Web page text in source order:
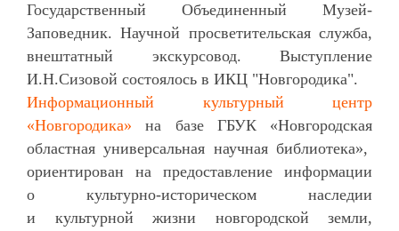
Государственный Объединенный Музей-
Заповедник. Научной просветительская служба,
внештатный экскурсовод. Выступление
И.Н.Сизовой состоялось в ИКЦ "Новгородика".
Информационный культурный центр
«Новгородика» на базе ГБУК «Новгородская
областная универсальная научная библиотека»,
ориентирован на предоставление информации
о культурно-историческом наследии
и культурной жизни новгородской земли,